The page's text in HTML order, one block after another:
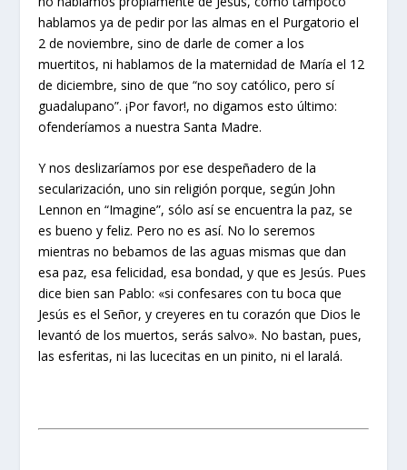
hablamos ya de pedir por las almas en el Purgatorio el
2 de noviembre, sino de darle de comer a los
muertitos, ni hablamos de la maternidad de María el 12
de diciembre, sino de que “no soy católico, pero sí
guadalupano”. ¡Por favor!, no digamos esto último:
ofenderíamos a nuestra Santa Madre.
Y nos deslizaríamos por ese despeñadero de la
secularización, uno sin religión porque, según John
Lennon en “Imagine”, sólo así se encuentra la paz, se
es bueno y feliz. Pero no es así. No lo seremos
mientras no bebamos de las aguas mismas que dan
esa paz, esa felicidad, esa bondad, y que es Jesús. Pues
dice bien san Pablo: «si confesares con tu boca que
Jesús es el Señor, y creyeres en tu corazón que Dios le
levantó de los muertos, serás salvo». No bastan, pues,
las esferitas, ni las lucecitas en un pinito, ni el laralá.